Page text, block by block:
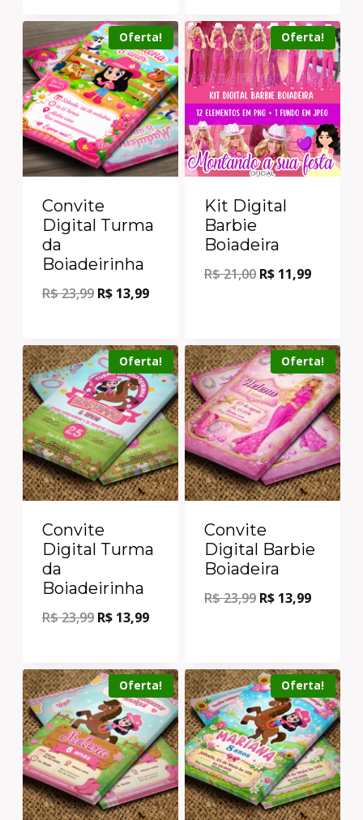
Oferta!
Convite
Digital Turma
da
Boiadeirinha
R$23,99 R$ 13,99
Oferta!
Kit Digital
Barbie
Boiadeira
R$21,00 R$ 11,99
Oferta!
Convite
Digital Turma
da
Boiadeirinha
R$23,99 R$ 13,99
Oferta!
Convite
Digital Barbie
Boiadeira
R$23,99 R$ 13,99
Oferta! Oferta!